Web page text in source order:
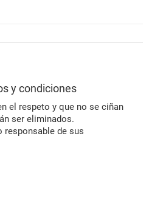
y condiciones
el respeto y que no se ciñan
ser eliminados.
responsable de sus